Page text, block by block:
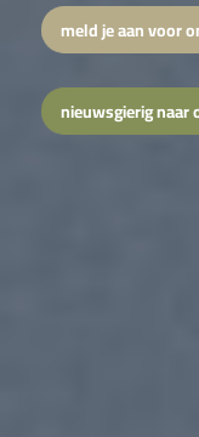
meld je aan voor
nieuwsgierig naar